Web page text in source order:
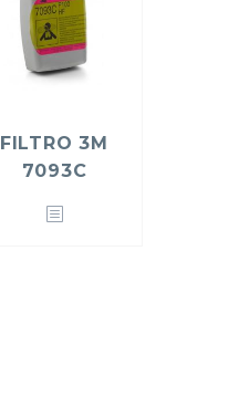
FILTRO 3M
7093C